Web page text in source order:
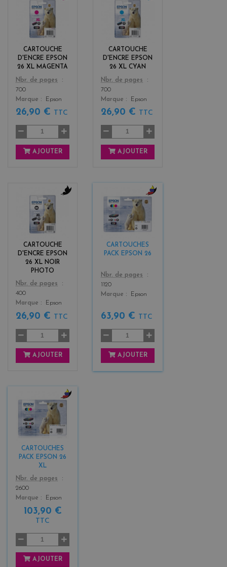
CARTOUCHE
D'ENCRE EPSON
26 XL MAGENTA
Color
n
t
a
Nbr. de pages
700
Marque
Epson
26,90 € TTC
AJOUTER
CARTOUCHE
D'ENCRE EPSON
26 XL CYAN
Color
Nbr. de pages
700
Marque
Epson
26,90 € TTC
AJOUTER
CARTOUCHE
D'ENCRE EPSON
26 XL NOIR
PHOTO
Color
k
Nbr. de pages
400
Marque
Epson
26,90 € TTC
AJOUTER
CARTOUCHES
PACK EPSON 26
Color
b
a
c
k
+
Nbr. de pages
1120
Marque
Epson
63,90 € TTC
AJOUTER
CARTOUCHES
PACK EPSON 26
XL
Color
b
a
c
k
+
Nbr. de pages
2600
Marque
Epson
103,90 €
TTC
AJOUTER